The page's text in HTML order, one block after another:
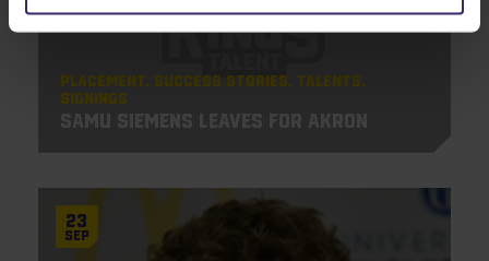
Placement Success Stories
Talents
Signings
Samu Siemens leaves for Akron
23
Sep